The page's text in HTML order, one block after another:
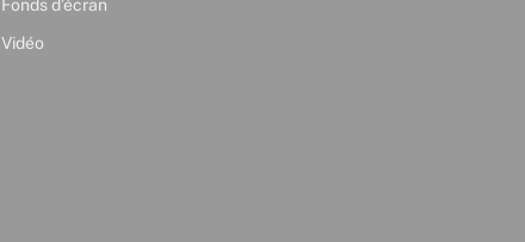
Fonds d’écran
Vidéo